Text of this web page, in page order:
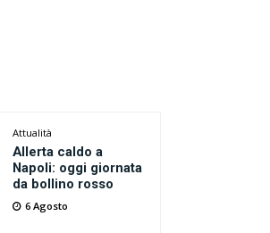
Attualità
Allerta caldo a
Napoli: oggi giornata
da bollino rosso
6 Agosto